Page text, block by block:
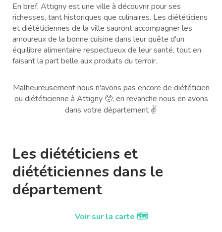
En bref, Attigny est une ville à découvrir pour ses
richesses, tant historiques que culinaires. Les diététiciens
et diététiciennes de la ville sauront accompagner les
amoureux de la bonne cuisine dans leur quête d'un
équilibre alimentaire respectueux de leur santé, tout en
faisant la part belle aux produits du terroir.
Malheureusement nous n'avons pas encore de diététicien
ou diététicienne à Attigny 🥺, en revanche nous en avons
dans votre département ✌️
Les diététiciens et
diététiciennes dans le
département
Voir sur la carte 🗺️